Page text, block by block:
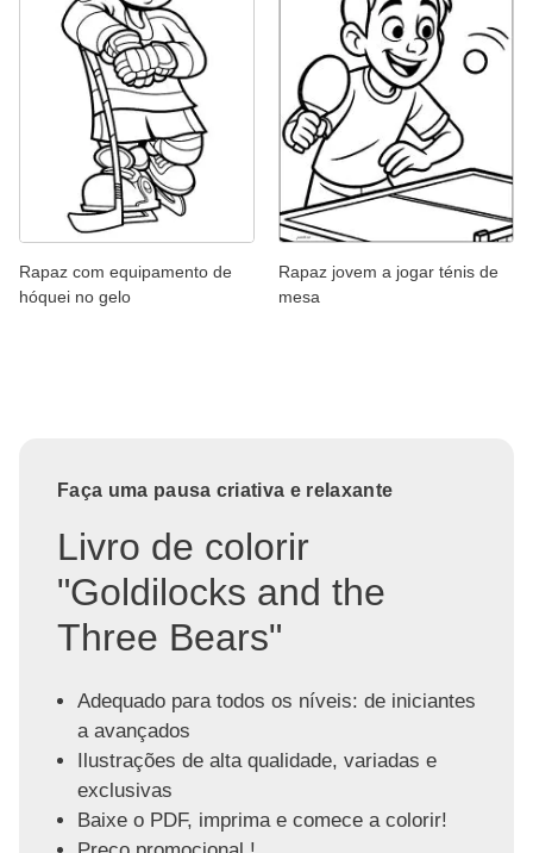
Rapaz com equipamento de
hóquei no gelo
Rapaz jovem a jogar ténis de
mesa
Faça uma pausa criativa e relaxante
Livro de colorir
"Goldilocks and the
Three Bears"
Adequado para todos os níveis: de iniciantes
a avançados
Ilustrações de alta qualidade, variadas e
exclusivas
Baixe o PDF, imprima e comece a colorir!